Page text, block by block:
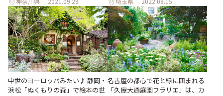
中世のヨーロッパみたい♪ 静岡・
浜松「ぬくもりの森」で絵本の世
名古屋の都心で花と緑に囲まれる
「久屋大通庭園フラリエ」は、カ